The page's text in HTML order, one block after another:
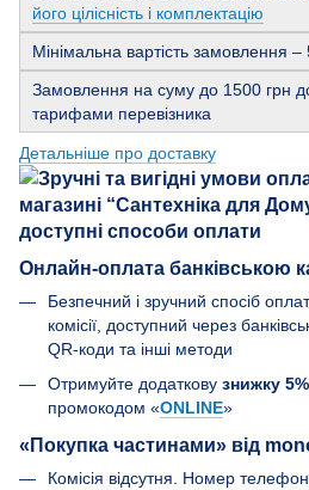
його цілісність і комплектацію
Мінімальна вартість замовлення –
Замовлення на суму до 1500 грн
тарифами перевізника
Детальніше про доставку
Онлайн-оплата банківською
Безпечний і зручний спосіб
комісії, доступний через
QR-коди та інші методи
Отримуйте додаткову знижку 5%
промокодом «ONLINE»
«Покупка частинами» від
Комісія відсутня. Номер